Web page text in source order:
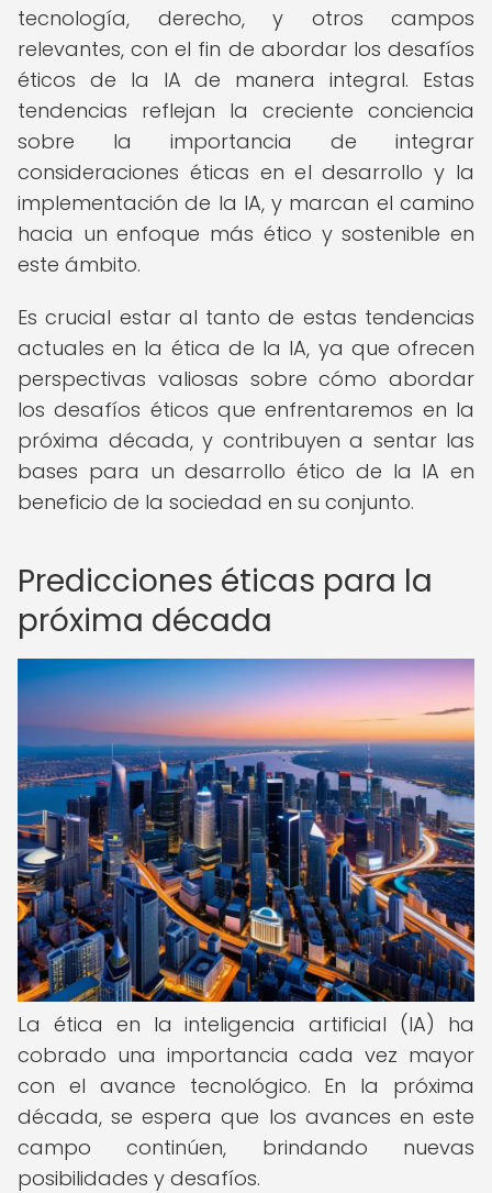
tecnología, derecho, y otros campos
relevantes, con el fin de abordar los desafíos
éticos de la IA de manera integral. Estas
tendencias reflejan la creciente conciencia
sobre la importancia de integrar
consideraciones éticas en el desarrollo y la
implementación de la IA, y marcan el camino
hacia un enfoque más ético y sostenible en
este ámbito.
Es crucial estar al tanto de estas tendencias
actuales en la ética de la IA, ya que ofrecen
perspectivas valiosas sobre cómo abordar
los desafíos éticos que enfrentaremos en la
próxima década, y contribuyen a sentar las
bases para un desarrollo ético de la IA en
beneficio de la sociedad en su conjunto.
Predicciones éticas para la
próxima década
La ética en la inteligencia artificial (IA) ha
cobrado una importancia cada vez mayor
con el avance tecnológico. En la próxima
década, se espera que los avances en este
campo continúen, brindando nuevas
posibilidades y desafíos.